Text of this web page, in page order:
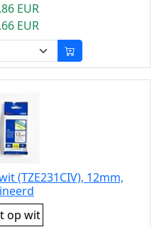
EUR
EUR
(TZE231CIV), 12mm,
op wit